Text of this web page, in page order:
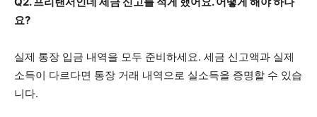
요?
실제 통장 입금 내역을 모두 준비하세요. 세금 신고액과 실제
소득이 다르다면 통장 거래 내역으로 실소득을 증명할 수 있습
니다.